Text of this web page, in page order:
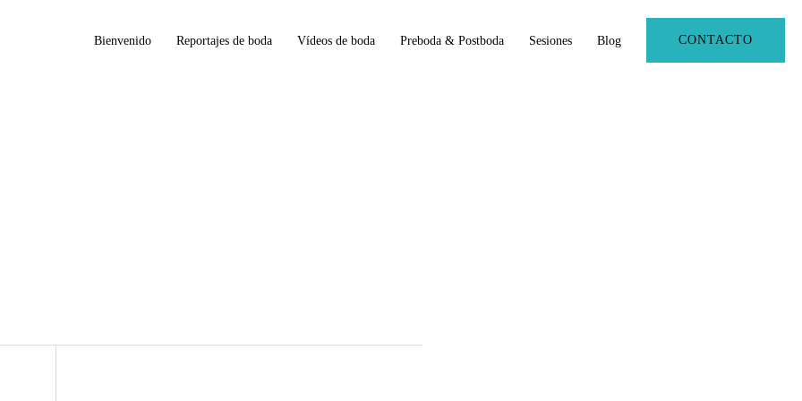
Bienvenido Reportajes de boda Vídeos de boda Preboda & Postboda Sesiones Blog CONTACTO